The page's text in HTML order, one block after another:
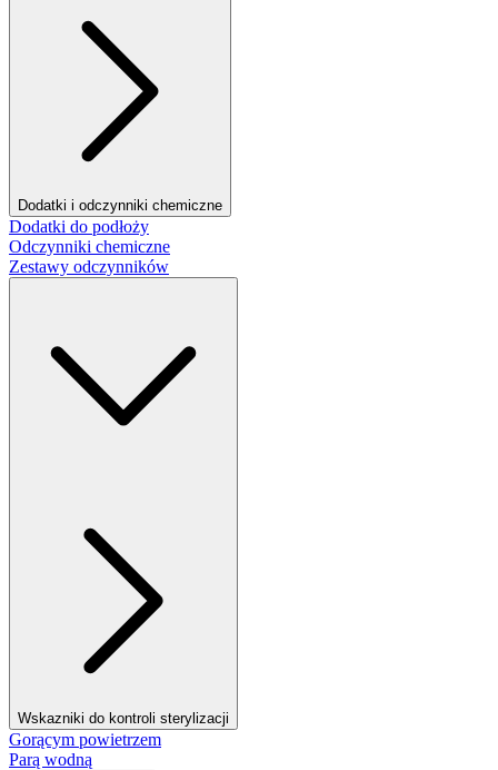
Dodatki i odczynniki chemiczne
Dodatki do podłoży
Odczynniki chemiczne
Zestawy odczynników
Wskazniki do kontroli sterylizacji
Gorącym powietrzem
Parą wodną